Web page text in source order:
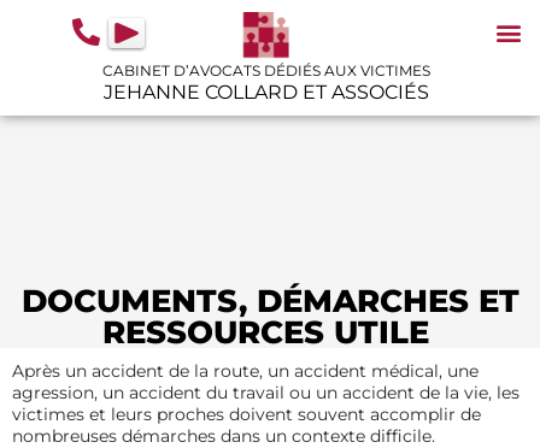
principal
CABINET D’AVOCATS DÉDIÉS AUX VICTIMES
JEHANNE COLLARD ET ASSOCIÉS
DOCUMENTS, DÉMARCHES ET
RESSOURCES UTILE
Après un accident de la route, un accident médical, une
agression, un accident du travail ou un accident de la vie, les
victimes et leurs proches doivent souvent accomplir de
nombreuses démarches dans un contexte difficile.